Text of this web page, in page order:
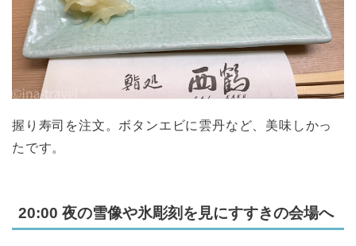
握り寿司を注文。ボタンエビに雲丹など、美味しかっ
たです。
20:00 夜の雪像や氷彫刻を見にすすきの会場へ